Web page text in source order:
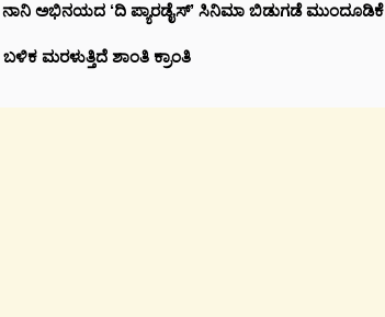
ನಾನಿ ಅಭಿನಯದ ‘ದಿ ಪ್ಯಾರಡೈಸ್’ ಸಿನಿಮಾ ಬಿಡುಗಡೆ ಮುಂದೂಡಿಕೆ
ಮರಳುತ್ತಿದೆ ಶಾಂತಿ ಕ್ರಾಂತಿ